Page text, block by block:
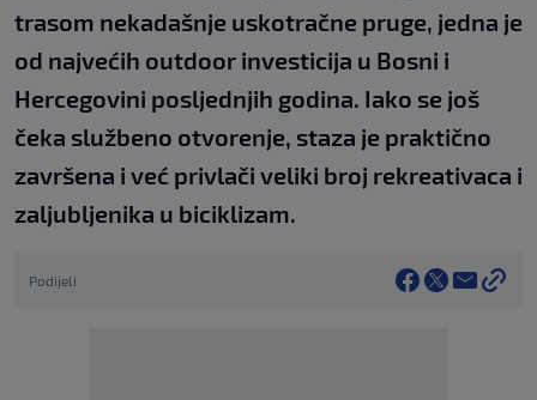
trasom nekadašnje uskotračne pruge, jedna je
od najvećih outdoor investicija u Bosni i
Hercegovini posljednjih godina. Iako se još
čeka službeno otvorenje, staza je praktično
završena i već privlači veliki broj rekreativaca i
zaljubljenika u biciklizam.
Podijeli